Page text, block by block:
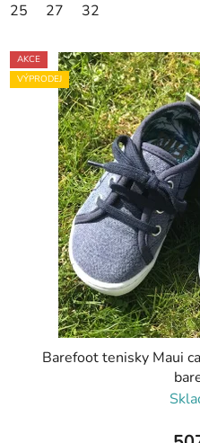
25 27 32
AKCE
VÝPRODEJ
Barefoot tenisky Maui